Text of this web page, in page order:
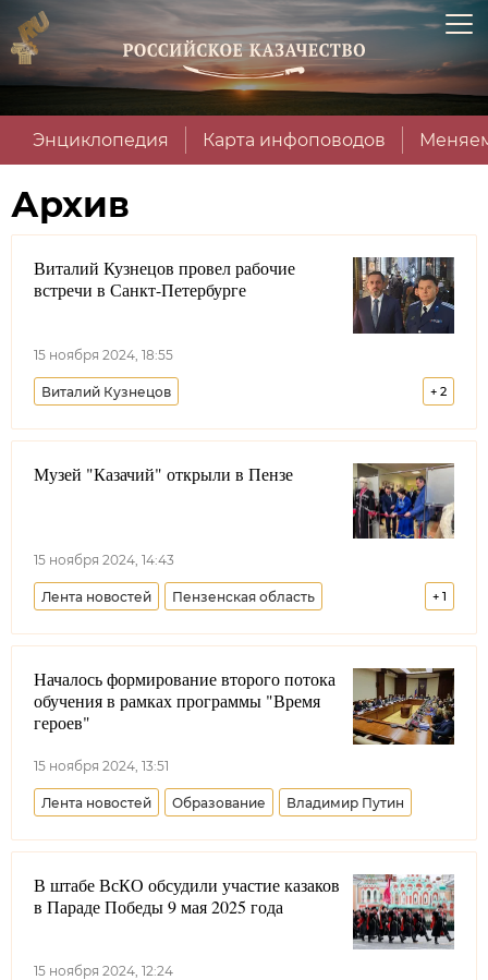
Энциклопедия Карта инфоповодов
Архив
Виталий Кузнецов провел рабочие
встречи в Санкт-Петербурге
15 ноября 2024, 18:55
+ 2
Виталий Кузнецов
Всероссийское казачье общество
Лента новостей
Музей "Казачий" открыли в Пензе
15 ноября 2024, 14:43
+ 1
Лента новостей Пензенская область
Волжское войсковое казачье общество
Началось формирование второго потока
обучения в рамках программы "Время
героев"
15 ноября 2024, 13:51
Лента новостей Образование Владимир Путин
В штабе ВсКО обсудили участие казаков
в Параде Победы 9 мая 2025 года
15 ноября 2024, 12:24